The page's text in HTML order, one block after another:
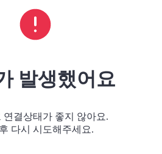
발생했어요
연결상태가 좋지 않아요.
다시 시도해주세요.